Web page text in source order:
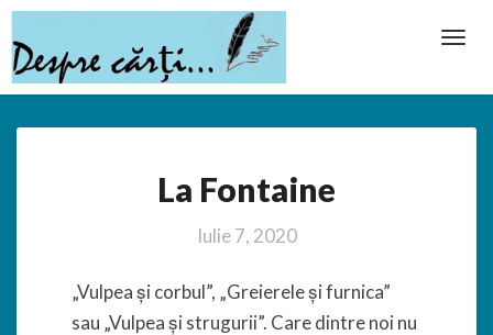
Fontaine
La Fontaine
Iulie 7, 2020
„Vulpea și corbul”, „Greierele și furnica”
sau „Vulpea și strugurii”. Care dintre noi nu